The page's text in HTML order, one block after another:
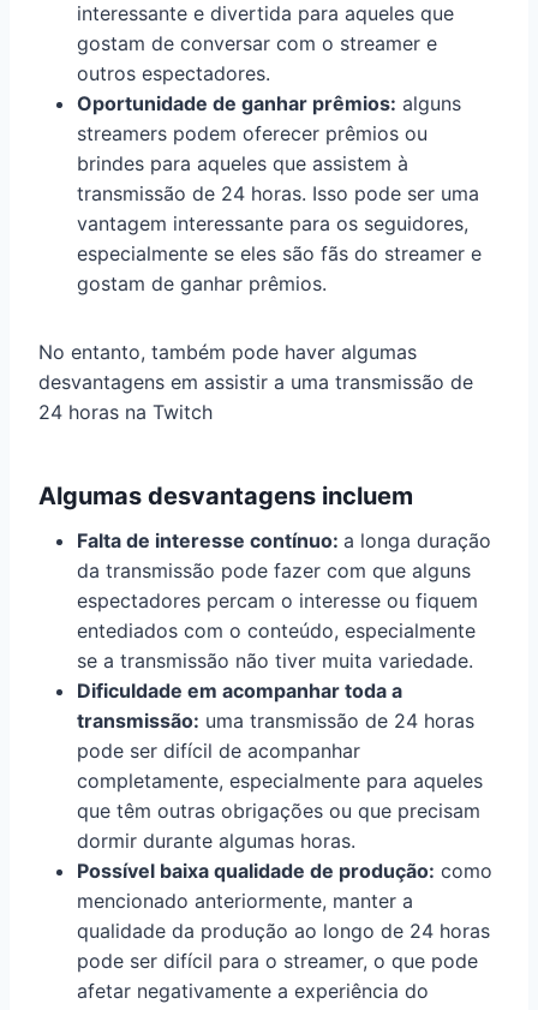
interessante e divertida para aqueles que
gostam de conversar com o streamer e
outros espectadores.
Oportunidade de ganhar prêmios: alguns
streamers podem oferecer prêmios ou
brindes para aqueles que assistem à
transmissão de 24 horas. Isso pode ser uma
vantagem interessante para os seguidores,
especialmente se eles são fãs do streamer e
gostam de ganhar prêmios.
No entanto, também pode haver algumas
desvantagens em assistir a uma transmissão de
24 horas na Twitch
Algumas desvantagens incluem
Falta de interesse contínuo: a longa duração
da transmissão pode fazer com que alguns
espectadores percam o interesse ou fiquem
entediados com o conteúdo, especialmente
se a transmissão não tiver muita variedade.
Dificuldade em acompanhar toda a
transmissão: uma transmissão de 24 horas
pode ser difícil de acompanhar
completamente, especialmente para aqueles
que têm outras obrigações ou que precisam
dormir durante algumas horas.
Possível baixa qualidade de produção: como
mencionado anteriormente, manter a
qualidade da produção ao longo de 24 horas
pode ser difícil para o streamer, o que pode
afetar negativamente a experiência do